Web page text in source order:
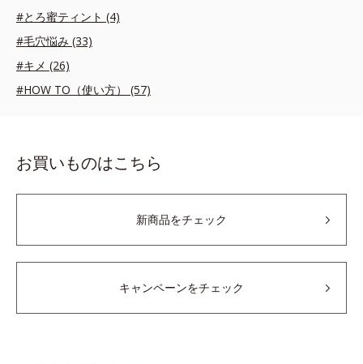
#とろ蜜ティント (4)
#毛穴悩み (33)
#キメ (26)
#HOW TO（使い方） (57)
お買いものはこちら
新商品をチェック
キャンペーンをチェック